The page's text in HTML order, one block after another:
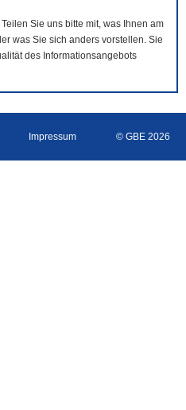
Sie uns bitte mit, was Ihnen am
was Sie sich anders vorstellen. Sie
des Informationsangebots
Impressum © GBE 2026